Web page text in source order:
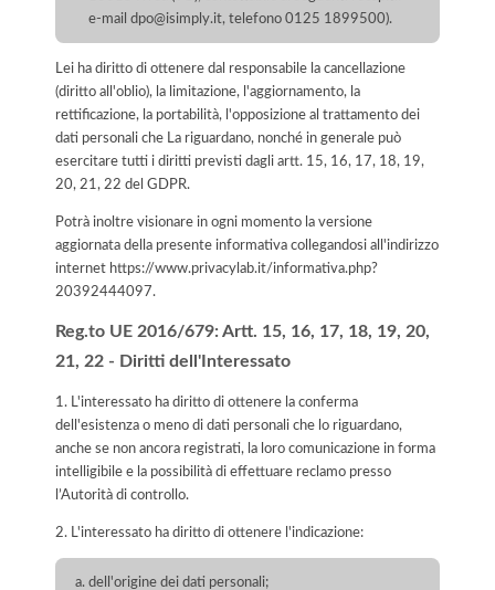
e-mail dpo@isimply.it, telefono 0125 1899500).
Lei ha diritto di ottenere dal responsabile la cancellazione
(diritto all'oblio), la limitazione, l'aggiornamento, la
rettificazione, la portabilità, l'opposizione al trattamento dei
dati personali che La riguardano, nonché in generale può
esercitare tutti i diritti previsti dagli artt. 15, 16, 17, 18, 19,
20, 21, 22 del GDPR.
Potrà inoltre visionare in ogni momento la versione
aggiornata della presente informativa collegandosi all'indirizzo
internet https://www.privacylab.it/informativa.php?
20392444097.
Reg.to UE 2016/679: Artt. 15, 16, 17, 18, 19, 20,
21, 22 - Diritti dell'Interessato
1. L'interessato ha diritto di ottenere la conferma
dell'esistenza o meno di dati personali che lo riguardano,
anche se non ancora registrati, la loro comunicazione in forma
intelligibile e la possibilità di effettuare reclamo presso
l’Autorità di controllo.
2. L'interessato ha diritto di ottenere l'indicazione:
dell'origine dei dati personali;